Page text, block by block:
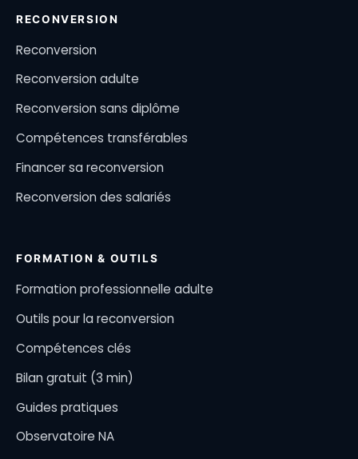
RECONVERSION
Reconversion
Reconversion adulte
Reconversion sans diplôme
Compétences transférables
Financer sa reconversion
Reconversion des salariés
FORMATION & OUTILS
Formation professionnelle adulte
Outils pour la reconversion
Compétences clés
Bilan gratuit (3 min)
Guides pratiques
Observatoire NA